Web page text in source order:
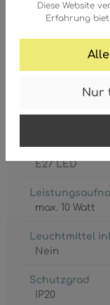
Diese Website
Erfahrung
Nur
140 mm
9007371525522
Fassung
E27 LED
max. 10 Watt
Leuchtmittel
Nein
Schutzgrad
IP20